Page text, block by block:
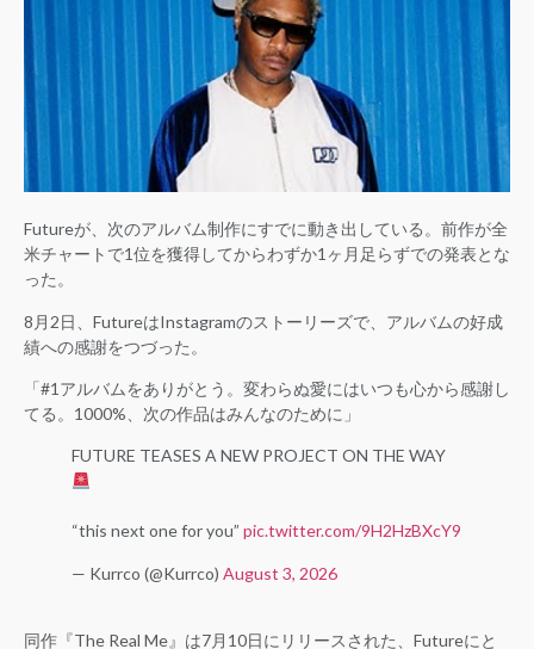
Futureが、次のアルバム制作にすでに動き出している。前作が全
米チャートで1位を獲得してからわずか1ヶ月足らずでの発表とな
った。
8月2日、FutureはInstagramのストーリーズで、アルバムの好成
績への感謝をつづった。
「#1アルバムをありがとう。変わらぬ愛にはいつも心から感謝し
てる。1000%、次の作品はみんなのために」
FUTURE TEASES A NEW PROJECT ON THE WAY
“this next one for you” pic.twitter.com/9H2HzBXcY9
— Kurrco (@Kurrco) August 3, 2026
同作『The Real Me』は7月10日にリリースされた、Futureにと